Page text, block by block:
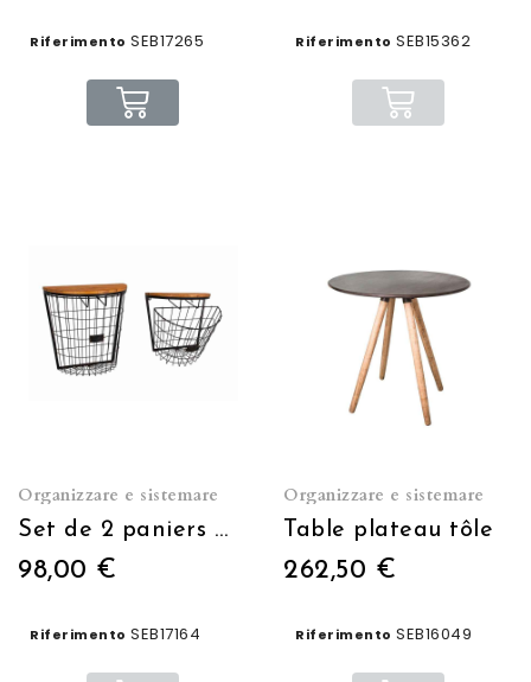
Riferimento SEB17265 Riferimento SEB15362
Organizzare e sistemare
Set de 2 paniers mural
98,00 €
Riferimento SEB17164
Organizzare e sistemare
Table plateau tôle
262,50 €
Riferimento SEB16049